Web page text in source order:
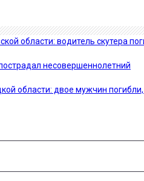
области: водитель скутера
несовершеннолетний
области: двое мужчин